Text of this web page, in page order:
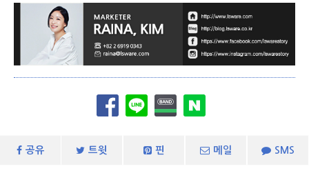
공유 트윗 핀 메일 SMS